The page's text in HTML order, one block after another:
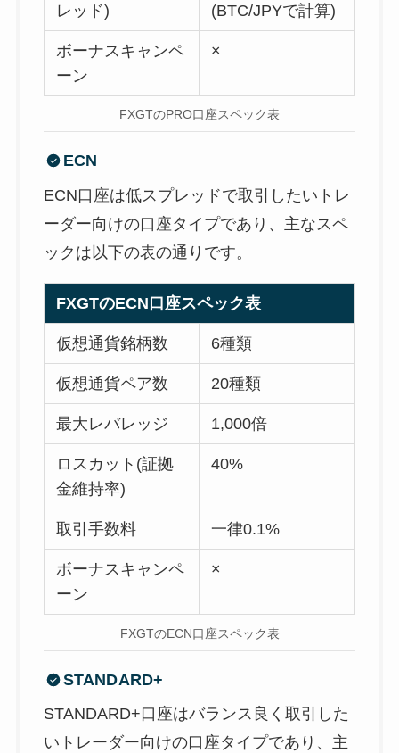
レッド)
(BTC/JPYで計算)
ボーナスキャンペ
ーン
×
FXGTのPRO口座スペック表
ECN
ECN口座は低スプレッドで取引したいトレ
ーダー向けの口座タイプであり、主なスペ
ックは以下の表の通りです。
FXGTのECN口座スペック表
仮想通貨銘柄数 6種類
仮想通貨ペア数 20種類
最大レバレッジ 1,000倍
ロスカット(証拠
金維持率)
40%
取引手数料 一律0.1%
ボーナスキャンペ
ーン
×
FXGTのECN口座スペック表
STANDARD+
STANDARD+口座はバランス良く取引した
いトレーダー向けの口座タイプであり、主